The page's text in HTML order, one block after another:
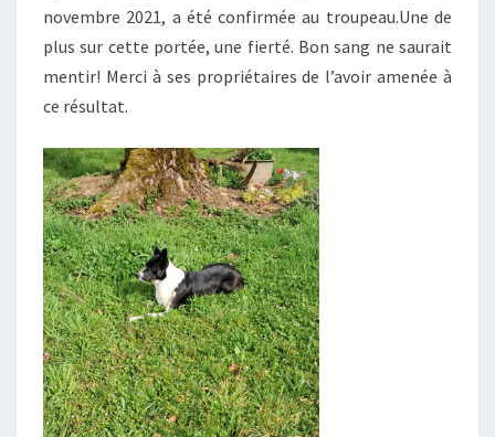
novembre 2021, a été confirmée au troupeau.Une de
plus sur cette portée, une fierté. Bon sang ne saurait
mentir! Merci à ses propriétaires de l’avoir amenée à
ce résultat.